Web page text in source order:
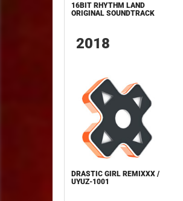
16BIT RHYTHM LAND
ORIGINAL SOUNDTRACK
2018
DRASTIC GIRL REMIXXX /
UYUZ-1001